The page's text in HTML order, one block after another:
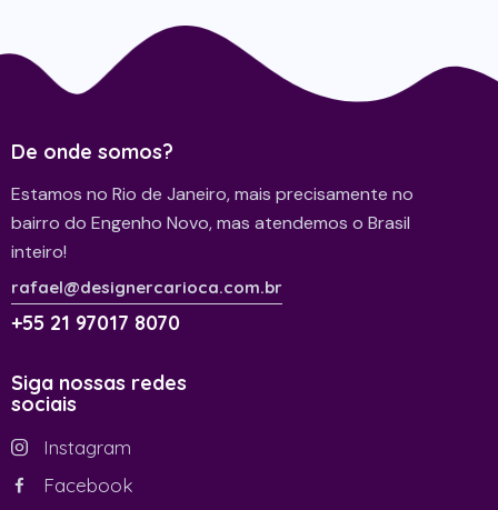
De onde somos?
Estamos no Rio de Janeiro, mais precisamente no
bairro do Engenho Novo, mas atendemos o Brasil
inteiro!
rafael@designercarioca.com.br
+55 21 97017 8070
Siga nossas redes
sociais
Instagram
Facebook